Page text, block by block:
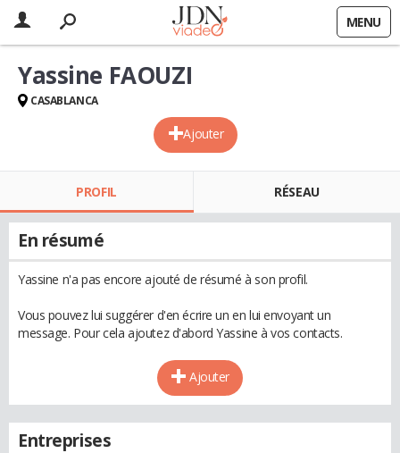
MENU
Ajouter
Yassine FAOUZI
CASABLANCA
PROFIL RÉSEAU
En résumé
Yassine n'a pas encore ajouté de résumé à son profil.
Vous pouvez lui suggérer d'en écrire un en lui envoyant un
message. Pour cela ajoutez d'abord Yassine à vos contacts.
Ajouter
Entreprises